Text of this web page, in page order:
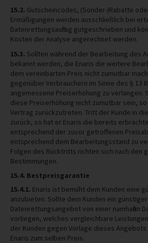
15.2. Gutscheincodes, (Sonder-)Rabatte
Ermäßigungen werden ausschließlich bei
Datenrettungsauftrag gutgeschrieben und
Kosten der Analyse angerechnet werden.
15.3. Sollten während der Bearbeitung des
bekannt werden, die Enaris die weitere
dem vereinbarten Preis nicht zumutbar
gegenüber Verbrauchern im Sinne des § 13
angemessene Preiserhöhung zu verlangen.
diese Preiserhöhung nicht zumutbar sein,
Vertrag zurückzutreten. Tritt der Kunde in
zurück, so hat er Enaris die bereits
entsprechend der zuvor getroffenen
entsprechend dem Bearbeitungsstand zu
Folgen des Rücktritts richten sich nach den
Bestimmungen.
15.4. Bestpreisgarantie
15.4.1. Enaris ist bemüht dem Kunden eine
anzubieten. Sollte dem Kunden ein
Datenrettungsangebot von einer namhaften
vorliegen, welches vergleichbare
der Kunden gegen Vorlage dieses
Enaris zum selben Preis.